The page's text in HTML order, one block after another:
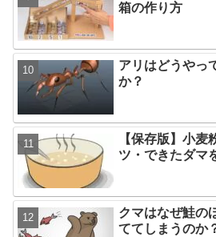
箱の作り方
アリはどうやっ
か？
【保存版】小麦
ツ・できたダマ
クマはなぜ鮭の
ててしまうのか